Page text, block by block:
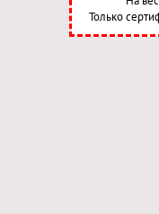
Только